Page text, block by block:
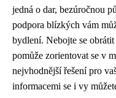
jedná o dar, bezúročnou
podpora blízkých vám
bydlení. Nebojte se
pomůže zorientovat se v
nejvhodnější řešení pro
informacemi se i vy